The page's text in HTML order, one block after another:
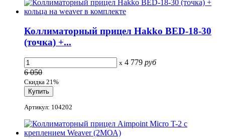
Коллиматорный прицел Hakko BED-18-30
(точка) +...
x 4 779 руб
6 050
Скидка 21%
Артикул: 104202